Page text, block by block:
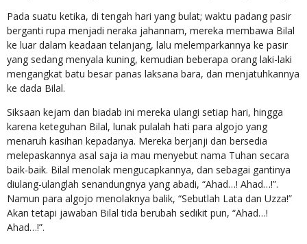
Pada suatu ketika, di tengah hari yang bulat; waktu padang pasir
berganti rupa menjadi neraka jahannam, mereka membawa Bilal
ke luar dalam keadaan telanjang, lalu melemparkannya ke pasir
yang sedang menyala kuning, kemudian beberapa orang laki-laki
mengangkat batu besar panas laksana bara, dan menjatuhkannya
ke dada Bilal.
Siksaan kejam dan biadab ini mereka ulangi setiap hari, hingga
karena keteguhan Bilal, lunak pulalah hati para algojo yang
menaruh kasihan kepadanya. Mereka berjanji dan bersedia
melepaskannya asal saja ia mau menyebut nama Tuhan secara
baik-baik. Bilal menolak mengucapkannya, dan sebagai gantinya
diulang-ulanglah senandungnya yang abadi, “Ahad…! Ahad…!”.
Namun para algojo menolaknya balik, “Sebutlah Lata dan Uzza!”
Akan tetapi jawaban Bilal tida berubah sedikit pun, “Ahad…!
Ahad…!”.